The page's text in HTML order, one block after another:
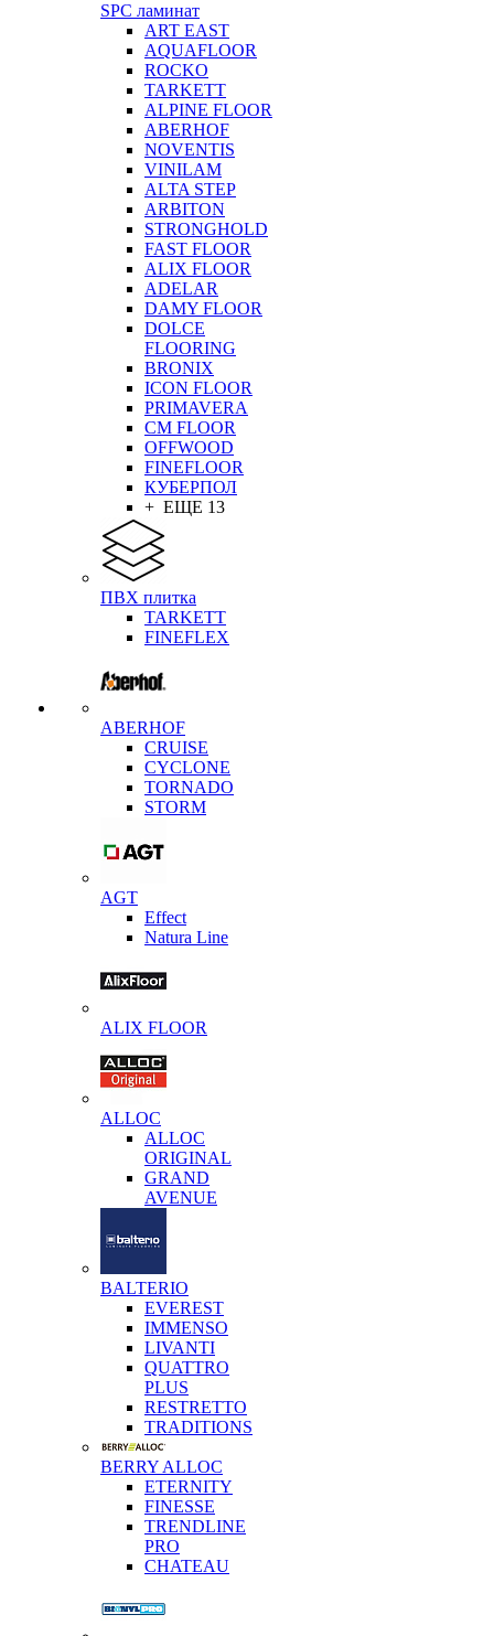
SPC ламинат
ART EAST
AQUAFLOOR
ROCKO
TARKETT
ALPINE FLOOR
ABERHOF
NOVENTIS
VINILAM
ALTA STEP
ARBITON
STRONGHOLD
FAST FLOOR
ALIX FLOOR
ADELAR
DAMY FLOOR
DOLCE
FLOORING
BRONIX
ICON FLOOR
PRIMAVERA
CM FLOOR
OFFWOOD
FINEFLOOR
КУБЕРПОЛ
+ ЕЩЕ 13
ПВХ плитка
TARKETT
FINEFLEX
ABERHOF
CRUISE
CYCLONE
TORNADO
STORM
AGT
Effect
Natura Line
ALIX FLOOR
ALLOC
ALLOC
ORIGINAL
GRAND
AVENUE
BALTERIO
EVEREST
IMMENSO
LIVANTI
QUATTRO
PLUS
RESTRETTO
TRADITIONS
BERRY ALLOC
ETERNITY
FINESSE
TRENDLINE
PRO
CHATEAU